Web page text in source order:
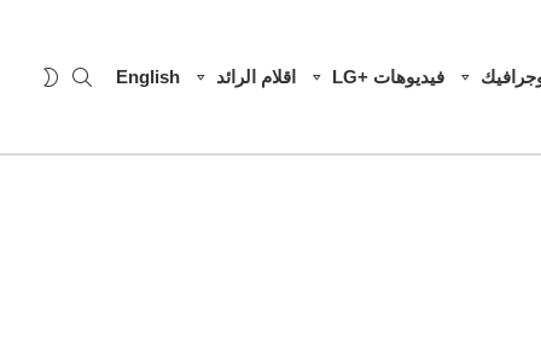
فيديوهات +LG اقلام الرائد English
SEARCH